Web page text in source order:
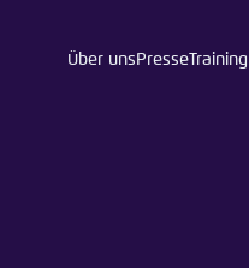
Über uns PresseTraining